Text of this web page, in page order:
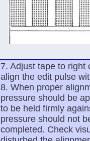
7. Adjust tape to right
align the edit pulse
8. When proper
pressure should be
to be held firmly
pressure should not
completed. Check